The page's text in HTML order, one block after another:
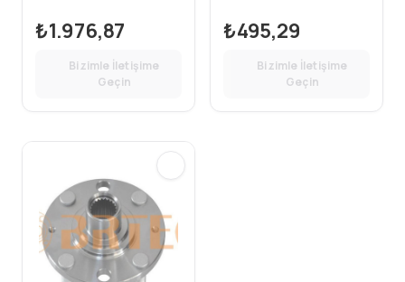
₺1.976,87
Bizimle İletişime
Geçin
12-17
₺495,29
Bizimle İletişime
Geçin